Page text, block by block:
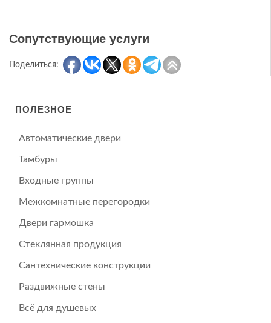
Сопутствующие услуги
Поделиться:
ПОЛЕЗНОЕ
Автоматические двери
Тамбуры
Входные группы
Межкомнатные перегородки
Двери гармошка
Стеклянная продукция
Сантехнические конструкции
Раздвижные стены
Всё для душевых